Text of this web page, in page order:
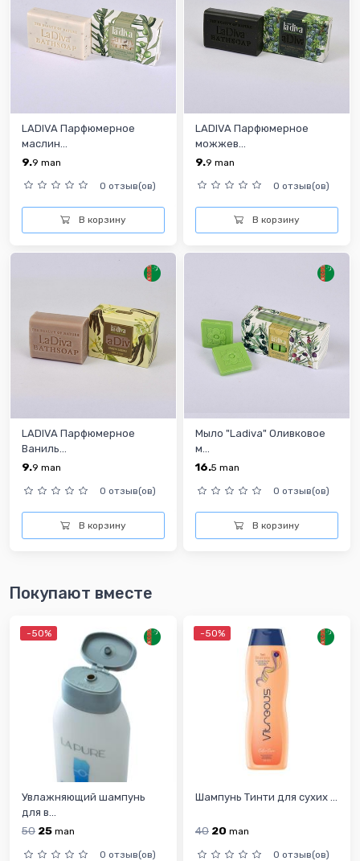
LADIVA Парфюмерное
маслин...
9.9 man
0 отзыв(ов)
В корзину
LADIVA Парфюмерное
можжев...
9.9 man
0 отзыв(ов)
В корзину
LADIVA Парфюмерное
Ваниль...
9.9 man
0 отзыв(ов)
В корзину
Мыло "Ladiva" Оливковое
м...
16.5 man
0 отзыв(ов)
В корзину
Покупают вместе
-50%
Увлажняющий шампунь
для в...
50 25 man
0 отзыв(ов)
-50%
Шампунь Тинти для сухих ...
40 20 man
0 отзыв(ов)